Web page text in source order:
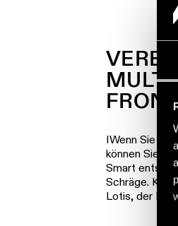
IWenn Sie
können Sie
Smart
Schräge. Kup,
Lotis, der